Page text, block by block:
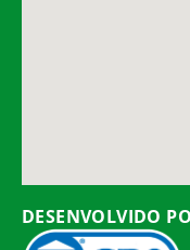
DESENVOLVIDO